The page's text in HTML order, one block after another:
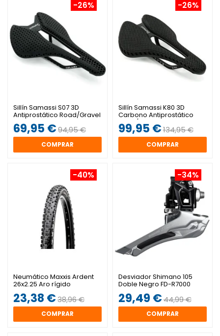
-26%
Sillín Samassi S07 3D
Antiprostático Road/Gravel
69,95 €94,95 €
COMPRAR
-26%
Sillín Samassi K80 3D
Carbono Antiprostático
Road/Gravel
99,95 €134,95 €
COMPRAR
-40%
Neumático Maxxis Ardent
26x2.25 Aro rígido
23,38 €38,96 €
COMPRAR
-34%
Desviador Shimano 105
Doble Negro FD-R7000
Soldare
29,49 €44,99 €
COMPRAR